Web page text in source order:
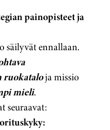
painopisteet ja
säilyvät ennallaan.
ruokataloja missio
mieli.
seuraavat: